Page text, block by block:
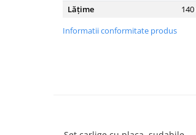
Lățime 140
Informatii conformitate produs